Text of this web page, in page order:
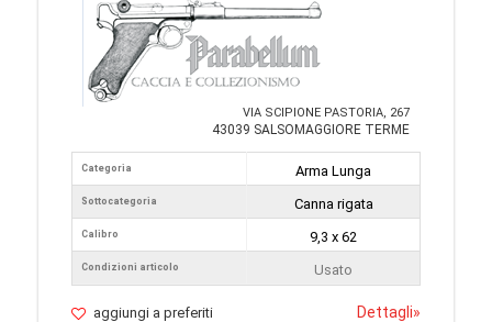
VIA SCIPIONE PASTORIA, 267
43039 SALSOMAGGIORE TERME
Categoria
Sottocategoria
Calibro
Condizioni articolo
Arma Lunga
Canna rigata
9,3 x 62
Usato
aggiungi a preferiti Dettagli»